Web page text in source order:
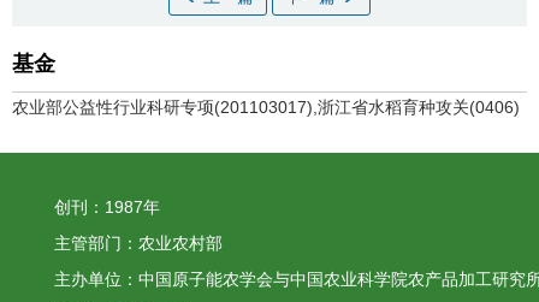
基金
农业部公益性行业科研专项(201103017),浙江省水稻育种攻关(0406)
创刊：1987年
主管部门：农业农村部
主办单位：中国原子能农学会与中国农业科学院农产品加工研究